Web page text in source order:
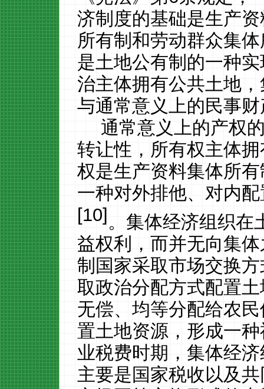
济制度的基础是生产
所有制和劳动群众集
是土地公有制的一种
治主体拥有公共土地
与通常意义上的民事
通常意义上的产权
转让性，所有权主体
权是生产资料集体所
一种对外排他、对内
[10]。集体经济组织在
益权利，而并无向集
制国家采取市场交换
取政治分配方式配置
无偿、均等分配给农
置土地资源，形成一
业税费时期，集体经
主要是国家税收以及